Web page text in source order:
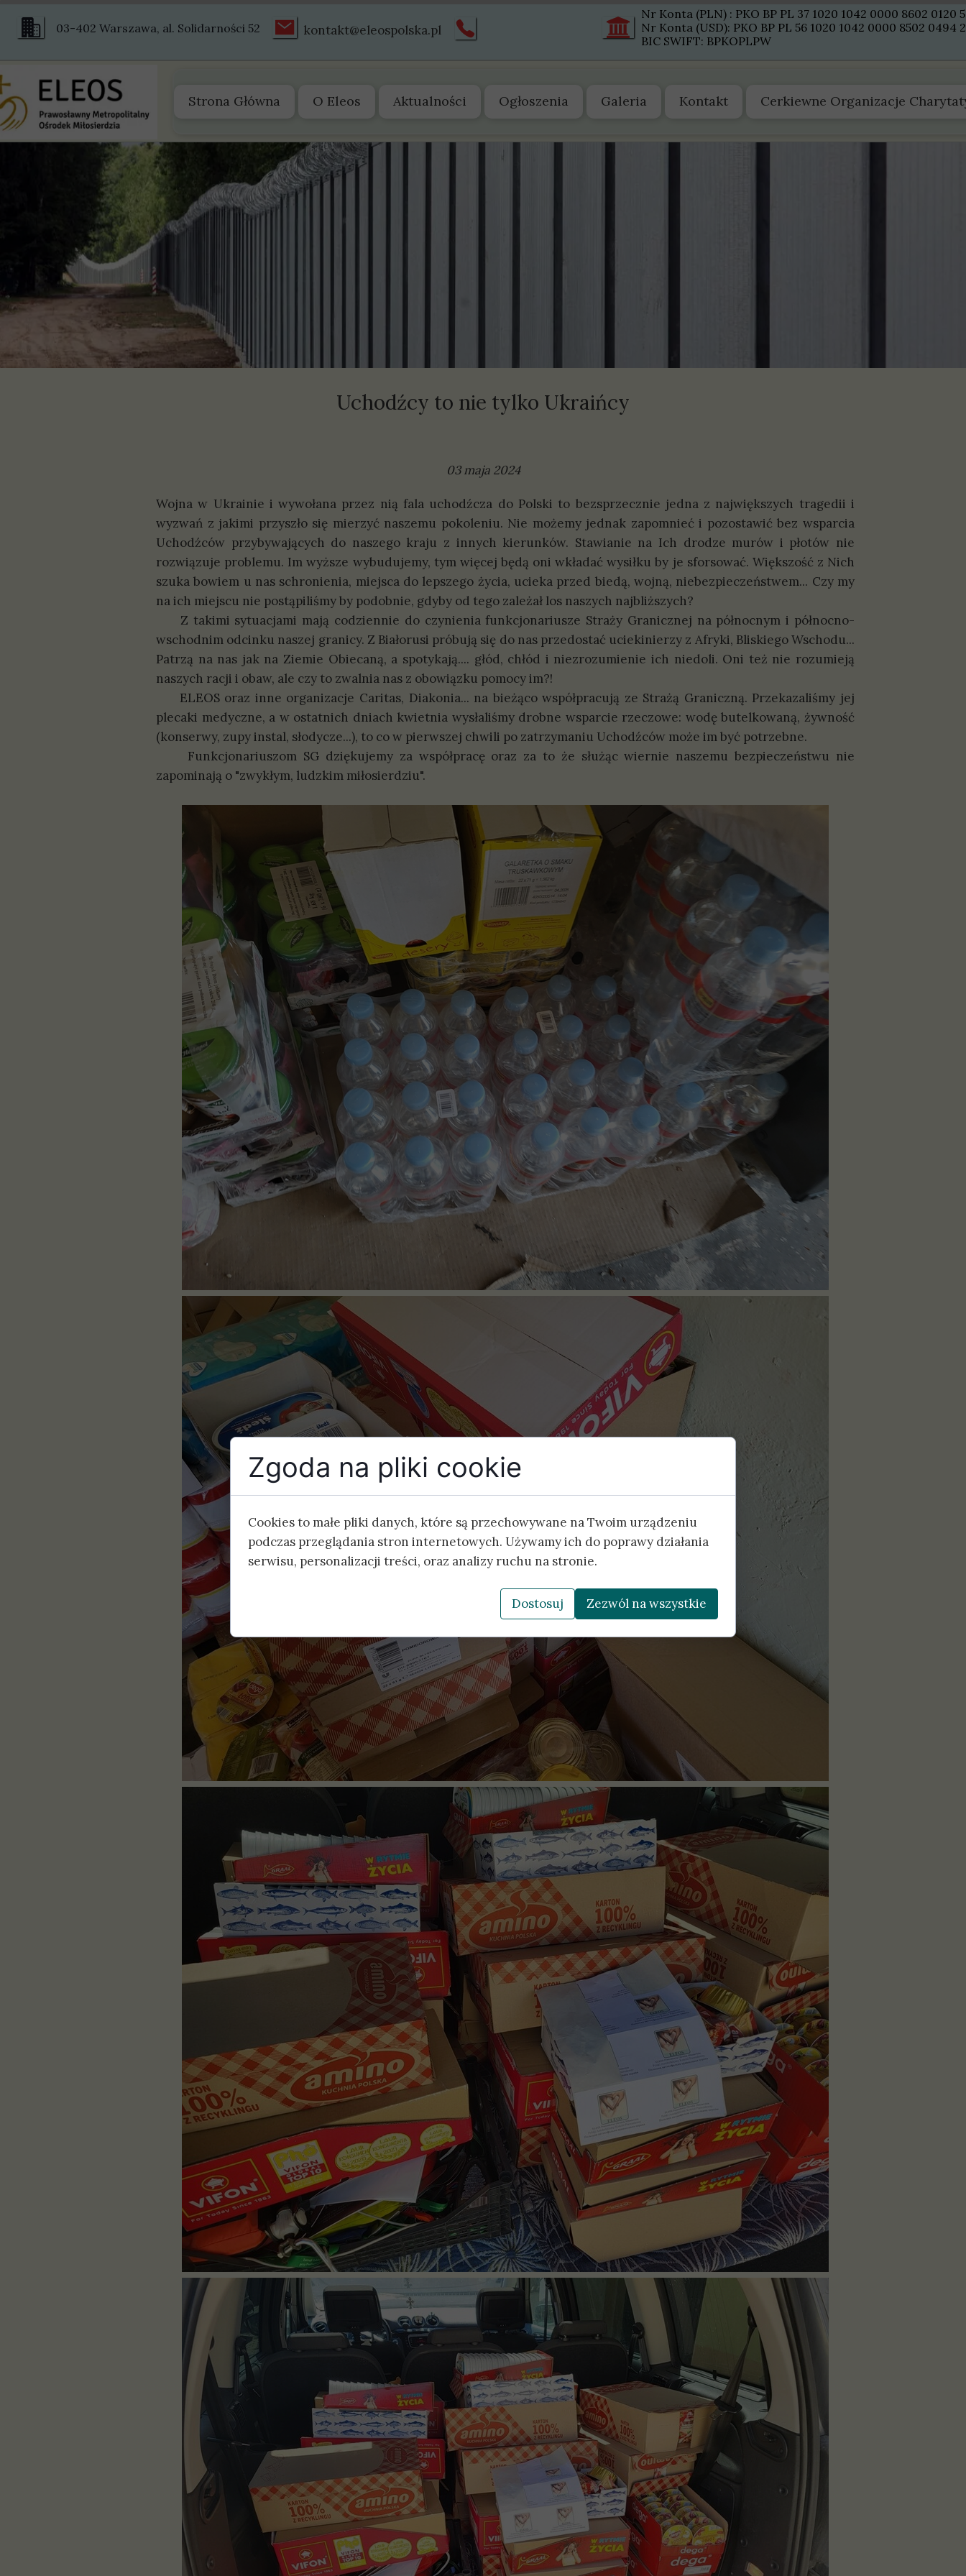
Nr Konta (PLN) : PKO BP PL 37 1020 1042 0000 8602 0120
Nr Konta (USD): PKO BP PL 56 1020 1042 0000 8502 0494
BIC SWIFT: BPKOPLPW
Strona Główna O Eleos
Zarząd
Sprawozdania
Aktualności Ogłoszenia Galeria Kontakt Cerkiewne Organizacje
kontakt@eleospolska.pl
03-402 Warszawa, al. Solidarności 52
Uchodźcy to nie tylko Ukraińcy
03 maja 2024
Wojna w Ukrainie i wywołana przez nią fala uchodźcza do Polski to bezsprzecznie jedna z największych tragedii i
wyzwań z jakimi przyszło się mierzyć naszemu pokoleniu. Nie możemy jednak zapomnieć i pozostawić bez wsparcia
Uchodźców przybywających do naszego kraju z innych kierunków. Stawianie na Ich drodze murów i płotów nie
rozwiązuje problemu. Im wyższe wybudujemy, tym więcej będą oni wkładać wysiłku by je sforsować. Większość z Nich
szuka bowiem u nas schronienia, miejsca do lepszego życia, ucieka przed biedą, wojną, niebezpieczeństwem... Czy my
na ich miejscu nie postąpiliśmy by podobnie, gdyby od tego zależał los naszych najbliższych?
Z takimi sytuacjami mają codziennie do czynienia funkcjonariusze Straży Granicznej na północnym i północno-
wschodnim odcinku naszej granicy. Z Białorusi próbują się do nas przedostać uciekinierzy z Afryki, Bliskiego Wschodu...
Patrzą na nas jak na Ziemie Obiecaną, a spotykają.... głód, chłód i niezrozumienie ich niedoli. Oni też nie rozumieją
naszych racji i obaw, ale czy to zwalnia nas z obowiązku pomocy im?!
ELEOS oraz inne organizacje Caritas, Diakonia... na bieżąco współpracują ze Strażą Graniczną. Przekazaliśmy jej
plecaki medyczne, a w ostatnich dniach kwietnia wysłaliśmy drobne wsparcie rzeczowe: wodę butelkowaną, żywność
(konserwy, zupy instal, słodycze...), to co w pierwszej chwili po zatrzymaniu Uchodźców może im być potrzebne.
Funkcjonariuszom SG dziękujemy za współpracę oraz za to że służąc wiernie naszemu bezpieczeństwu nie
zapominają o "zwykłym, ludzkim miłosierdziu".
Zgoda na pliki cookie
Cookies to małe pliki danych, które są przechowywane na Twoim urządzeniu
podczas przeglądania stron internetowych. Używamy ich do poprawy działania
serwisu, personalizacji treści, oraz analizy ruchu na stronie.
Dostosuj Zezwól na wszystkie